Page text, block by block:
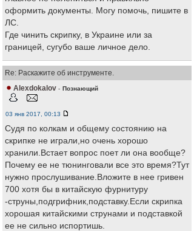
оформить документы. Могу помочь, пишите в
ЛС.
Где чинить скрипку, в Украине или за
границей, сугубо ваше личное дело.
Re: Раскажите об инструменте.
Alexdokalov - Познающий
03 янв 2017, 00:13
Судя по колкам и общему состоянию на
скрипке не играли,но очень хорошо
хранили.Встает вопрос поет ли она вообще?
Почему ее не тюнинговали все это время?Тут
нужно прослушивание.Вложите в нее гривен
700 хотя бы в китайскую фурнитуру
-струны,подгрифник,подставку.Если скрипка
хорошая китайскими струнами и подставкой
ее не сильно испортишь.